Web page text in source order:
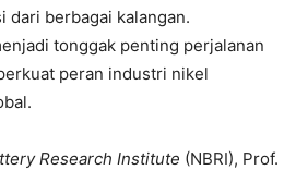
dari berbagai kalangan.
tonggak penting perjalanan
peran industri nikel
Research Institute (NBRI), Prof.